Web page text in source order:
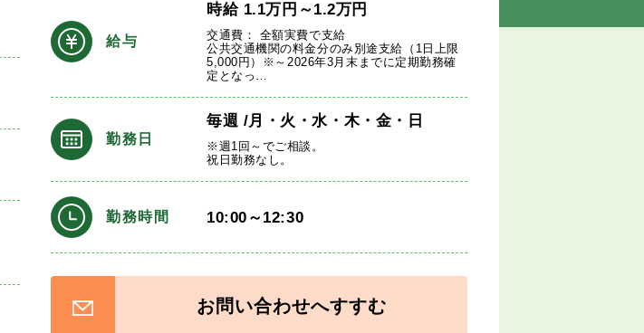
給与
時給1.1万円 ～1.2万円
交通費： 全額実費で支給
公共交通機関の料金分のみ別途支給（1日上限
5,000円）※～2026年3月末までに定期勤務確
定となっ…
勤務日
毎週 /月・火・水・木・金・日
※週1回～でご相談。
祝日勤務なし。
勤務時間 10:00～12:30
お問い合わせへすすむ